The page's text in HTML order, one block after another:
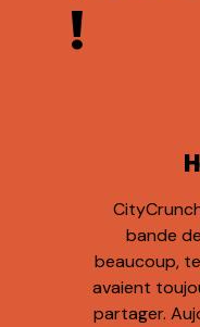
!
bande
beaucoup,
avaient
partager.